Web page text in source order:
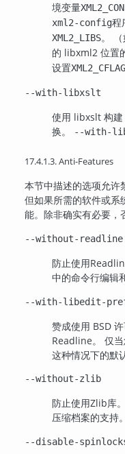
境变量
xml2-config程
XML2_LIBS。
的 libxml2 位置
设置
--with-libxslt
使用 libxslt 构建
换。
--with-
17.4.1.3. Anti-Features
本节中描述的选项允许
但如果所需的软件或系
能。除非确实有必要，
--without-readline
防止使用
中的命令行编辑
--with-libedit-
赞成使用 BSD
Readline。 仅
这种情况下的默
--without-zlib
防止使用Zlib库
压缩档案的支持。
--disable-